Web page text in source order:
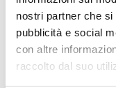
nostri partner che
pubblicità e social
con altre
raccolto dal suo